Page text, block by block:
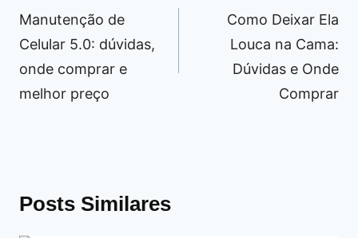
de
Post
Manutenção de
Celular 5.0: dúvidas,
onde comprar e
melhor preço
Como Deixar Ela
Louca na Cama:
Dúvidas e Onde
Comprar
Posts Similares